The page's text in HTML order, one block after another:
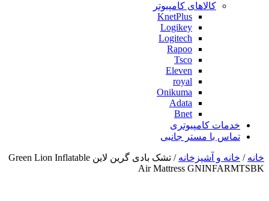
کالاهای کامپیوتر
KnetPlus
Logikey
Logitech
Rapoo
Tsco
Eleven
royal
Onikuma
Adata
Bnet
خدمات کامپیوتری
تماس با مستر جانبی
خانه / خانه و آشپزخانه
/ تشک بادی گرین لاین Green Lion Inflatable
Air Mattress GNINFARMTSBK